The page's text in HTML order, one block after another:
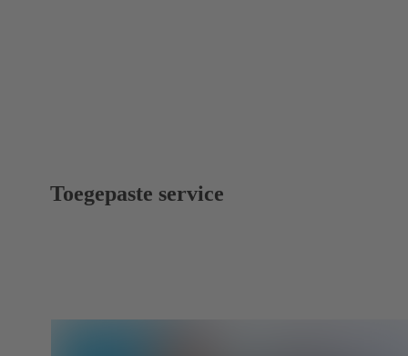
Toegepaste service